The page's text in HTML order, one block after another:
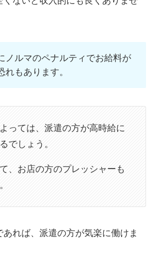
ノルマのペナルティでお給料が
れもあります。
っては、派遣の方が高時給に
でしょう。
、お店の方のプレッシャーも
れば、派遣の方が気楽に働けま